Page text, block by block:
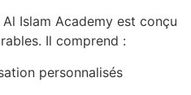
Al Islam Academy est conçu
Il comprend :
personnalisés